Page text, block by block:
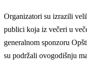
Organizatori su izrazili
publici koja iz večeri u
generalnom sponzoru
su podržali ovogodišnju